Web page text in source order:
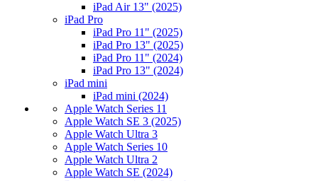
iPad Air 13" (2025)
iPad Pro
iPad Pro 11" (2025)
iPad Pro 13" (2025)
iPad Pro 11" (2024)
iPad Pro 13" (2024)
iPad mini
iPad mini (2024)
Apple Watch Series 11
Apple Watch SE 3 (2025)
Apple Watch Ultra 3
Apple Watch Series 10
Apple Watch Ultra 2
Apple Watch SE (2024)